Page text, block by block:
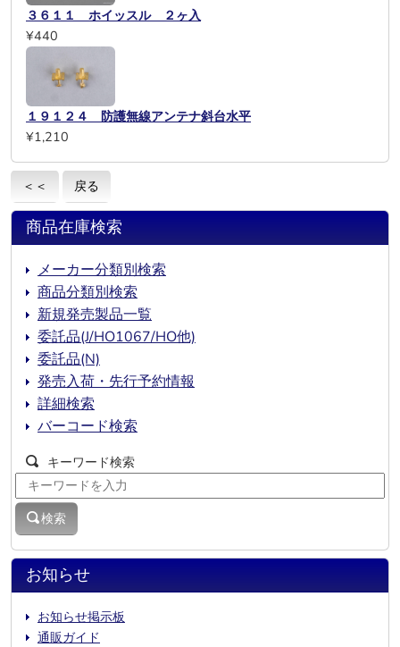
３６１１ ホイッスル ２ヶ入
¥440
１９１２４ 防護無線アンテナ斜台水平
¥1,210
＜＜ 戻る
お知らせ
お知らせ掲示板
通販ガイド
商品在庫検索
メーカー分類別検索
商品分類別検索
新規発売製品一覧
委託品(J/HO1067/HO他)
委託品(N)
発売入荷・先行予約情報
詳細検索
バーコード検索
キーワード検索
検索